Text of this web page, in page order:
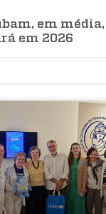
em
em 2026